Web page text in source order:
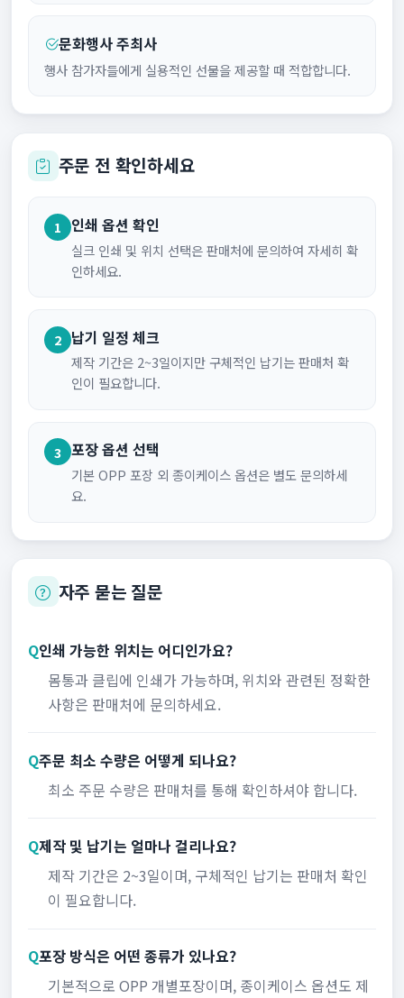
문화행사 주최사
행사 참가자들에게 실용적인 선물을 제공할 때 적합합니다.
주문 전 확인하세요
1 인쇄 옵션 확인
실크 인쇄 및 위치 선택은 판매처에 문의하여 자세히 확
인하세요.
2 납기 일정 체크
제작 기간은 2~3일이지만 구체적인 납기는 판매처 확
인이 필요합니다.
3 포장 옵션 선택
기본 OPP 포장 외 종이케이스 옵션은 별도 문의하세
요.
자주 묻는 질문
Q인쇄 가능한 위치는 어디인가요?
몸통과 클립에 인쇄가 가능하며, 위치와 관련된 정확한
사항은 판매처에 문의하세요.
Q주문 최소 수량은 어떻게 되나요?
최소 주문 수량은 판매처를 통해 확인하셔야 합니다.
Q제작 및 납기는 얼마나 걸리나요?
제작 기간은 2~3일이며, 구체적인 납기는 판매처 확인
이 필요합니다.
Q포장 방식은 어떤 종류가 있나요?
기본적으로 OPP 개별포장이며, 종이케이스 옵션도 제